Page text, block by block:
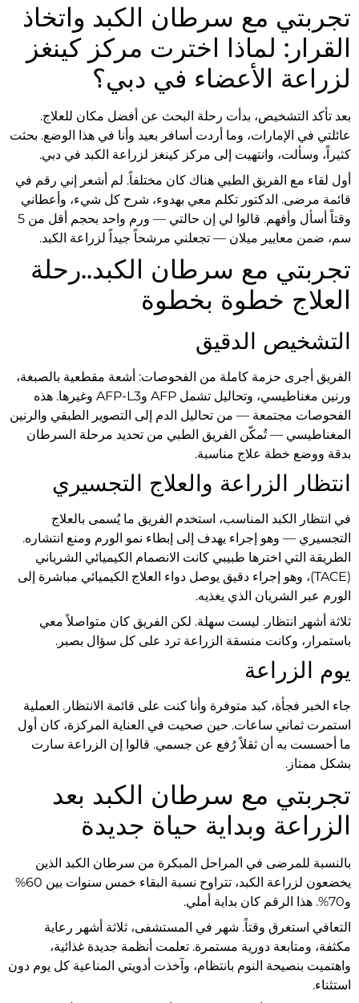
تجربتي مع سرطان الكبد واتخاذ
القرار: لماذا اخترت مركز كينغز
لزراعة الأعضاء في دبي؟
بعد تأكد التشخيص، بدأت رحلة البحث عن أفضل مكان للعلاج.
عائلتي في الإمارات، وما أردت أسافر بعيد وأنا في هذا الوضع. بحثت
كثيراً، وسألت، وانتهيت إلى مركز كينغز لزراعة الكبد في دبي.
أول لقاء مع الفريق الطبي هناك كان مختلفاً. لم أشعر إني رقم في
قائمة مرضى. الدكتور تكلم معي بهدوء، شرح كل شيء، وأعطاني
وقتاً أسأل وأفهم. قالوا لي إن حالتي — ورم واحد بحجم أقل من 5
سم، ضمن معايير ميلان — تجعلني مرشحاً جيداً لزراعة الكبد.
تجربتي مع سرطان الكبد..رحلة
العلاج خطوة بخطوة
التشخيص الدقيق
الفريق أجرى حزمة كاملة من الفحوصات: أشعة مقطعية بالصبغة،
ورنين مغناطيسي، وتحاليل تشمل AFP وAFP-L3 وغيرها. هذه
الفحوصات مجتمعة — من تحاليل الدم إلى التصوير الطبقي والرنين
المغناطيسي — تُمكّن الفريق الطبي من تحديد مرحلة السرطان
بدقة ووضع خطة علاج مناسبة.
انتظار الزراعة والعلاج التجسيري
في انتظار الكبد المناسب، استخدم الفريق ما يُسمى بالعلاج
التجسيري — وهو إجراء يهدف إلى إبطاء نمو الورم ومنع انتشاره.
الطريقة التي اخترها طبيبي كانت الانصمام الكيميائي الشرياني
(TACE)، وهو إجراء دقيق يوصل دواء العلاج الكيميائي مباشرة إلى
الورم عبر الشريان الذي يغذيه.
ثلاثة أشهر انتظار. ليست سهلة. لكن الفريق كان متواصلاً معي
باستمرار، وكانت منسقة الزراعة ترد على كل سؤال بصبر.
يوم الزراعة
جاء الخبر فجأة، كبد متوفرة وأنا كنت على قائمة الانتظار. العملية
استمرت ثماني ساعات. حين صحيت في العناية المركزة، كان أول
ما أحسست به أن ثقلاً رُفع عن جسمي. قالوا إن الزراعة سارت
بشكل ممتاز.
تجربتي مع سرطان الكبد بعد
الزراعة وبداية حياة جديدة
بالنسبة للمرضى في المراحل المبكرة من سرطان الكبد الذين
يخضعون لزراعة الكبد، تتراوح نسبة البقاء خمس سنوات بين 60%
و70%. هذا الرقم كان بداية أملي.
التعافي استغرق وقتاً. شهر في المستشفى، ثلاثة أشهر رعاية
مكثفة، ومتابعة دورية مستمرة. تعلمت أنظمة جديدة غذائية،
واهتميت بنصيحة النوم بانتظام، وآخذت أدويتي المناعية كل يوم دون
استثناء.